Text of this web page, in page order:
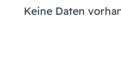
Keine Daten